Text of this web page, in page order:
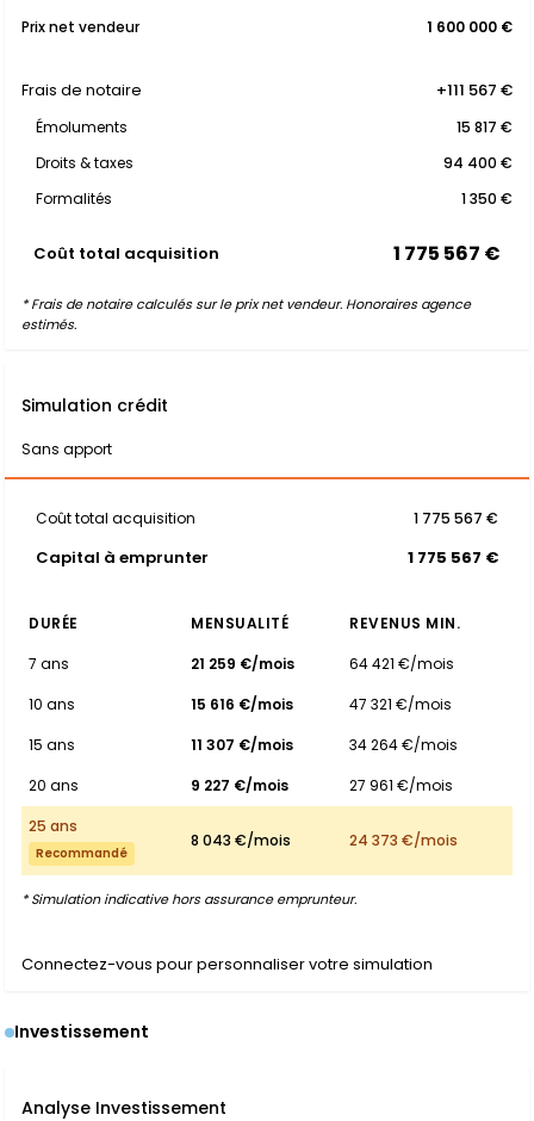
Prix net vendeur
1 600 000 €
Frais de notaire +111 567 €
Émoluments
15 817 €
Droits & taxes
94 400 €
Formalités
1 350 €
Coût total acquisition 1 775 567 €
* Frais de notaire calculés sur le prix net vendeur. Honoraires agence
estimés.
Simulation crédit
Sans apport
Coût total acquisition 1 775 567 €
Capital à emprunter 1 775 567 €
DURÉE MENSUALITÉ
REVENUS MIN.
7 ans
21 259 €/mois
64 421 €/mois
10 ans
15 616 €/mois
47 321 €/mois
15 ans
11 307 €/mois
34 264 €/mois
20 ans
9 227 €/mois
27 961 €/mois
25 ans
Recommandé
8 043 €/mois 24 373 €/mois
* Simulation indicative hors assurance emprunteur.
Connectez-vous pour personnaliser votre simulation
Investissement
Analyse Investissement